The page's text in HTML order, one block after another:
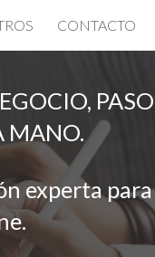
CONTACTO
PASO
MANO.
experta